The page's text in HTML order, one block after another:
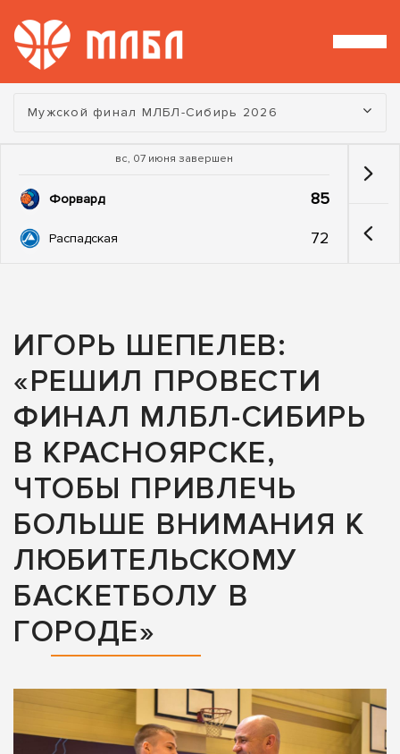
Турнир:
Мужской финал МЛБЛ-Сибирь 2026
вс, 07 июня завершен
Форвард 85
Распадская 72
ИГОРЬ ШЕПЕЛЕВ:
«РЕШИЛ ПРОВЕСТИ
ФИНАЛ МЛБЛ-СИБИРЬ
В КРАСНОЯРСКЕ,
ЧТОБЫ ПРИВЛЕЧЬ
БОЛЬШЕ ВНИМАНИЯ К
ЛЮБИТЕЛЬСКОМУ
БАСКЕТБОЛУ В
ГОРОДЕ»